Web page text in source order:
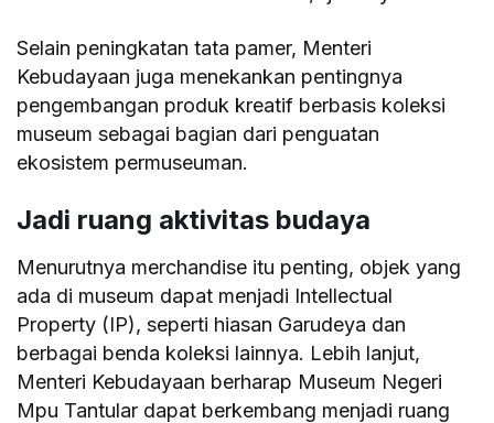
Selain peningkatan tata pamer, Menteri
Kebudayaan juga menekankan pentingnya
pengembangan produk kreatif berbasis koleksi
museum sebagai bagian dari penguatan
ekosistem permuseuman.
Jadi ruang aktivitas budaya
Menurutnya merchandise itu penting, objek yang
ada di museum dapat menjadi Intellectual
Property (IP), seperti hiasan Garudeya dan
berbagai benda koleksi lainnya. Lebih lanjut,
Menteri Kebudayaan berharap Museum Negeri
Mpu Tantular dapat berkembang menjadi ruang